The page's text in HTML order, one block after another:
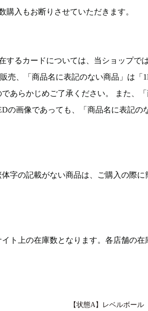
購入もお断りさせていただきます。
するカードについては、当ショップで
売、「商品名に表記のない商品」は「
あらかじめご了承ください。 また、
の画像であっても、「商品名に表記の
字の記載がない商品は、ご購入の際に
ト上の在庫数となります。各店舗の在
【状態A】レベルボール